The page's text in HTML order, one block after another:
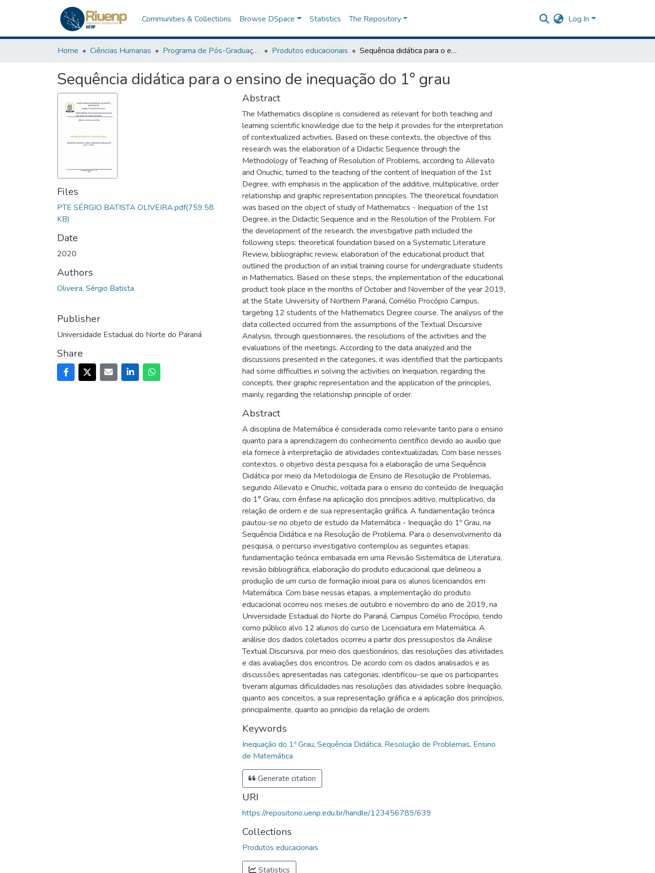
Communities & Collections Browse DSpace Statistics The Repository Log In
Home Ciências Humanas Programa de Pós-Graduação em Ensino Produtos educacionais Sequência didática para o ensino de inequação do 1° grau
Sequência didática para o ensino de inequação do 1° grau
Files
PTE SÉRGIO BATISTA OLIVEIRA.pdf(759.58
KB)
Date
2020
Authors
Oliveira, Sérgio Batista
Publisher
Universidade Estadual do Norte do Paraná
Share
Abstract
The Mathematics discipline is considered as relevant for both teaching and
learning scientific knowledge due to the help it provides for the interpretation
of contextualized activities. Based on these contexts, the objective of this
research was the elaboration of a Didactic Sequence through the
Methodology of Teaching of Resolution of Problems, according to Allevato
and Onuchic, turned to the teaching of the content of Inequation of the 1st
Degree, with emphasis in the application of the additive, multiplicative, order
relationship and graphic representation principles. The theoretical foundation
was based on the object of study of Mathematics - Inequation of the 1st
Degree, in the Didactic Sequence and in the Resolution of the Problem. For
the development of the research, the investigative path included the
following steps: theoretical foundation based on a Systematic Literature
Review, bibliographic review, elaboration of the educational product that
outlined the production of an initial training course for undergraduate students
in Mathematics. Based on these steps, the implementation of the educational
product took place in the months of October and November of the year 2019,
at the State University of Northern Paraná, Cornélio Procópio Campus,
targeting 12 students of the Mathematics Degree course. The analysis of the
data collected occurred from the assumptions of the Textual Discursive
Analysis, through questionnaires, the resolutions of the activities and the
evaluations of the meetings. According to the data analyzed and the
discussions presented in the categories, it was identified that the participants
had some difficulties in solving the activities on Inequation, regarding the
concepts, their graphic representation and the application of the principles,
mainly, regarding the relationship principle of order.
Abstract
A disciplina de Matemática é considerada como relevante tanto para o ensino
quanto para a aprendizagem do conhecimento científico devido ao auxílio que
ela fornece à interpretação de atividades contextualizadas. Com base nesses
contextos, o objetivo desta pesquisa foi a elaboração de uma Sequência
Didática por meio da Metodologia de Ensino de Resolução de Problemas,
segundo Allevato e Onuchic, voltada para o ensino do conteúdo de Inequação
do 1° Grau, com ênfase na aplicação dos princípios aditivo, multiplicativo, da
relação de ordem e de sua representação gráfica. A fundamentação teórica
pautou-se no objeto de estudo da Matemática - Inequação do 1º Grau, na
Sequência Didática e na Resolução de Problema. Para o desenvolvimento da
pesquisa, o percurso investigativo contemplou as seguintes etapas:
fundamentação teórica embasada em uma Revisão Sistemática de Literatura,
revisão bibliográfica, elaboração do produto educacional que delineou a
produção de um curso de formação inicial para os alunos licenciandos em
Matemática. Com base nessas etapas, a implementação do produto
educacional ocorreu nos meses de outubro e novembro do ano de 2019, na
Universidade Estadual do Norte do Paraná, Campus Cornélio Procópio, tendo
como público alvo 12 alunos do curso de Licenciatura em Matemática. A
análise dos dados coletados ocorreu a partir dos pressupostos da Análise
Textual Discursiva, por meio dos questionários, das resoluções das atividades
e das avaliações dos encontros. De acordo com os dados analisados e as
discussões apresentadas nas categorias, identificou-se que os participantes
tiveram algumas dificuldades nas resoluções das atividades sobre Inequação,
quanto aos conceitos, a sua representação gráfica e a aplicação dos princípios,
principalmente, quanto ao princípio da relação de ordem.
Keywords
Inequação do 1º Grau, Sequência Didática, Resolução de Problemas, Ensino
de Matemática
Generate citation
URI
https://repositorio.uenp.edu.br/handle/123456789/639
Collections
Produtos educacionais
Statistics